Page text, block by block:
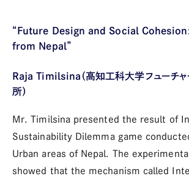
“Future Design and Social
from Nepal”
Raja Timilsina（高知工科大学フューチャ
所）
Mr. Timilsina presented the result of
Sustainability Dilemma game
Urban areas of Nepal. The
showed that the mechanism called